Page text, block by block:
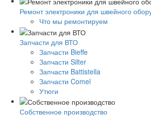
Ремонт электроники для швейного
Что мы ремонтируем
Запчасти для ВТО
Запчасти Bieffe
Запчасти Silter
Запчасти Battistella
Запчасти Comel
Утюги
Собственное производство